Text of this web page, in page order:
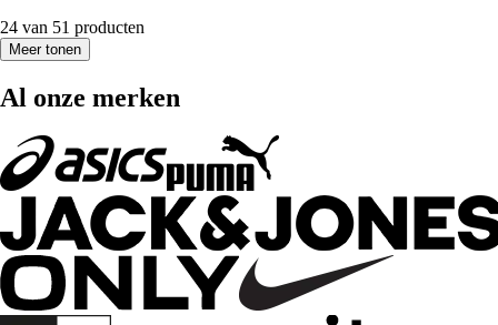
24 van 51 producten
Meer tonen
Al onze merken